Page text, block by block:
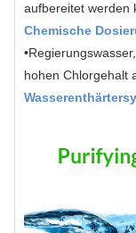
aufbereitet werden
Chemische
•
hohen Chlorgehalt